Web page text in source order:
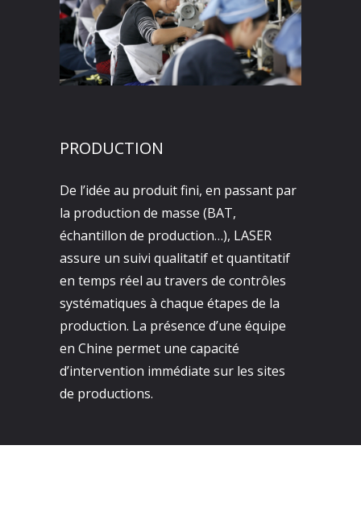
PRODUCTION
De l’idée au produit fini, en passant par
la production de masse (BAT,
échantillon de production…), LASER
assure un suivi qualitatif et quantitatif
en temps réel au travers de contrôles
systématiques à chaque étapes de la
production. La présence d’une équipe
en Chine permet une capacité
d’intervention immédiate sur les sites
de productions.